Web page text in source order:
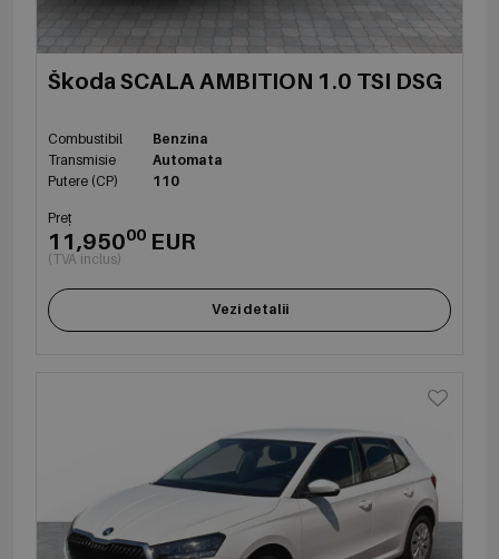
Škoda SCALA AMBITION 1.0 TSI DSG
Combustibil
Benzina
Transmisie
Automata
Putere (CP)
110
Preț
11,95000 EUR
(TVA inclus)
Vezi detalii